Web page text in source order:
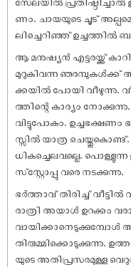
ണം. ചായയുടെ ചൂട്
ലിച്ചെറിഞ്ഞ് ഉച്ചത്തിൽ
ആ മനുഷ്യൻ എട്ടരയ്ക്ക്
മുറുകിവന്ന ഞരമ്പുകൾക്ക്
ക്കയിൽ പോയി വീഴുന്നു.
ത്തിന്റെ കാര്യം
വിട്ടുപോകും.
സ്സിൽ യാത്ര
ധികച്ചെലവല്ലെ.
സ്‌സ്റ്റോപ്പു വരെ നടക്കുന്നു.
ഭർത്താവ് തിരിച്ച്
രാത്രി അയാൾ ഉറക്കം
വായിക്കാനെടുക്കുമ്പോൾ
തിരുമ്മിക്കൊടുക്കുന്നു.
യുടെ അതിപ്രസരമുള്ള